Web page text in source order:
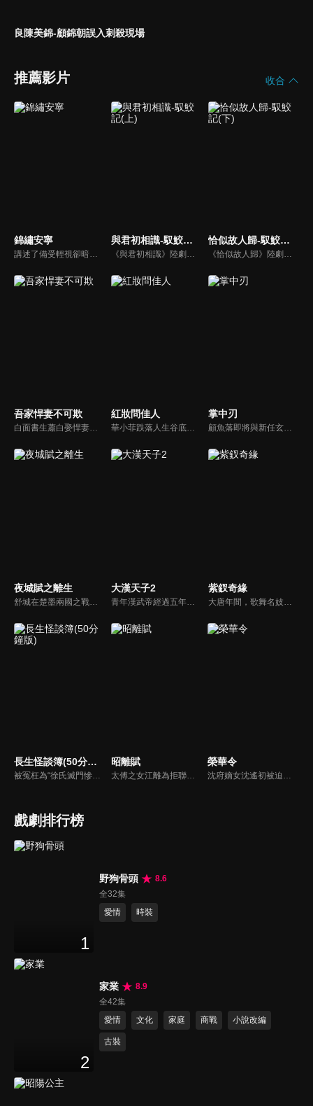
良陳美錦-顧錦朝誤入刺殺現場
推薦影片 收合
錦繡安寧
講述了備受輕視卻暗藏文韜武略之才的“卑微庶子”羅慎遠與一心尋求獨立的“千金嫡女”羅宜寧從相互利用到相依相偎，攜手經歷波折，最終成功破局、執子之手相伴餘生的故事。
與君初相識-馭鮫記(上)
《與君初相識》陸劇線上看。《馭鮫記》上部。東海鮫人長意（任嘉倫）在海上救了遭遇危險的順德仙姬，善良的長意將其送回時，卻反遭暗算囚禁在萬花谷。萬花谷護法兼御靈師紀雲禾（迪麗熱巴）為了自由決定爭取馴服長意的機會，在馴服過程中產生情愫。二人一仙一妖的愛戀，能否衝破束縛？
恰似故人歸-馭鮫記(下)
《恰似故人歸》陸劇線上看。《馭鮫記》的下部。長意（任嘉倫）將紀雲禾（迪麗熱巴）囚禁在自己身邊。為化解萬花谷與北淵的恩怨，雲禾散盡最後的靈力，用生命救下寒霜發作的所有萬花谷御靈師。仙師與順德仙姬（郭曉婷）為一己私慾，意圖毀滅世間，長意與雲禾共同肩負起責任…
吾家悍妻不可欺
白面書生蕭白娶悍妻徐三娘，誰知她是失憶女將軍，他是隱姓世子爺。假夫妻變真戰友，組百姓軍抗倭寇，鬥權宦，夫妻聯手揭陰謀，救孤寡，在亂世中為百姓打下一座俠義之城。
紅妝問佳人
華小菲跌落人生谷底、負債昏迷，夢中穿越繁華都城創業，結識守衛軍首領徐子齊與商會會長房離恨。皇后命徐子齊暗查官商勾結、哄抬物價案，真相直指商會。華小菲憑誠信經營崛起，與徐子齊呈上帳本揭露罪行，惡人伏法，最終成就傳奇女商人並喜結連理。
掌中刃
顧魚落即將與新任玄機閣閣主顧朝夕成婚之際，顧朝夕遭人暗殺了。為穩定局勢，魚落得找個人來假扮顧朝夕。而太子殷晝為避禍調查潛入顧家，假扮顧朝夕。殷晝人前溫柔繾綣，人後殺伐果斷，卻發現魚落的夫君竟正是當年他失蹤的大哥。各自懷揣秘密的二人從針鋒相對到互生情愫，最終心意相通。
夜城賦之離生 大漢天子2
青年漢武帝經過五年執政，平息後宮勢力、抗拒外患入侵、粉碎政變陰謀，坐穩了皇帝寶座，正是開展雄才大略之時。能臣汲黯受到賞識，並引薦另一位奇才主父偃，漢武帝視其張固再世，委以重任。國力強盛使漢武帝屢屢北伐外族，只是規模巨大的戰爭使漢室逐漸捉襟見肘，諸侯勢力蠢蠢欲動。
紫釵奇緣
長生怪談簿(50分鐘版)
被冤枉為“徐氏滅門慘案”兇手的主人公在多年後深陷倖存者的複仇圈套，成功說服其共同對抗真兇，並找出真相的故事。整個故事發生在一個荒山客棧，眾人鬥智斗勇，一步步揭開每個人的秘密，還原案件本來面目。
昭離賦
太傅之女江離為拒聯姻，常和知己阿昭避世聞香閣。在被迫賜婚左將軍後入宮，卻意外得知阿昭是當朝皇帝。從此深陷愛情和皇宮秘事中，二人攜手平叛戰亂，揭露所有陰謀，歷經所有，終解誤解，相守一生。
榮華令
沈府嫡女沈遙初被迫嫁與“已故”將軍黎靖川，卻發現他竟假死歸來。母親含冤慘死後，她誓要查明真相，與黎靖川從互相利用到並肩為盟。兩人攜手於深宅內院中鬥主母、破陰謀、查命案，最終聯手揭開了府內多年的陰謀，也在一次次並肩中收穫了真正的感情...
戲劇排行榜
1
野狗骨頭
8.6
全32集
愛情
時裝
2
家業
8.9
全42集
愛情
文化 家庭 商戰 小說改編
古裝